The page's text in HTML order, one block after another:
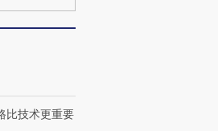
比技术更重要